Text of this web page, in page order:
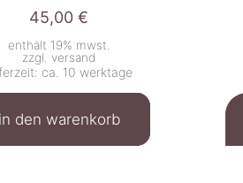
45,00€
enthält 19% mwst.
zzgl. versand
ca. 10 werktage
in den warenkorb